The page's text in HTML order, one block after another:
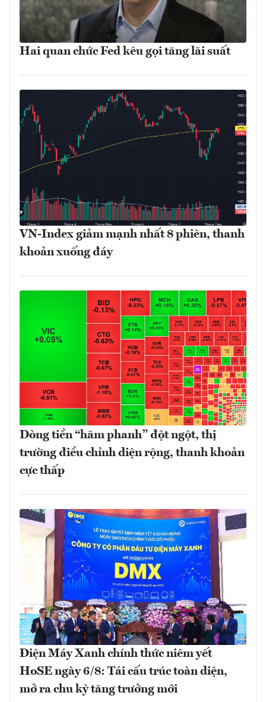
Hai quan chức Fed kêu gọi tăng lãi suất
VN-Index giảm mạnh nhất 8 phiên, thanh
khoản xuống đáy
Dòng tiền “hãm phanh” đột ngột, thị
trường điều chỉnh diện rộng, thanh khoản
cực thấp
Điện Máy Xanh chính thức niêm yết
HoSE ngày 6/8: Tái cấu trúc toàn diện,
mở ra chu kỳ tăng trưởng mới